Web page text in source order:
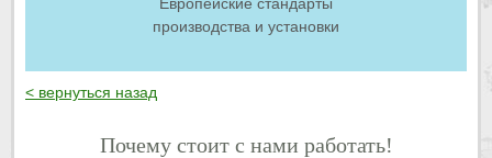
производства и установки
< вернуться назад
Почему стоит с нами работать!